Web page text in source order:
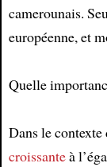
camerounais.
européenne, et
Quelle
Dans le contexte
croissanteà